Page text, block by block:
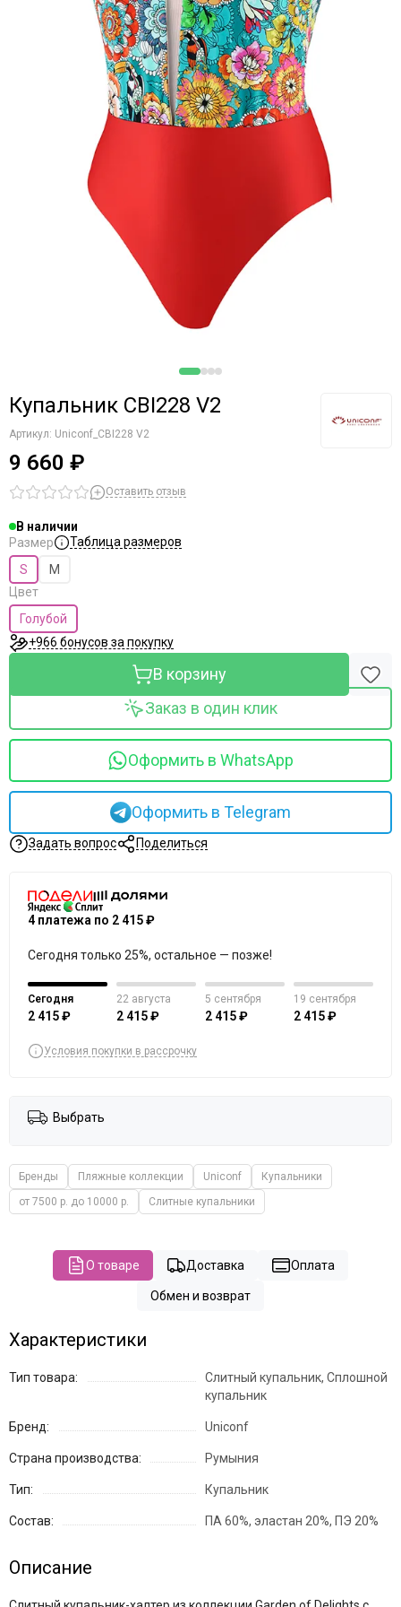
Купальник CBI228 V2
Артикул: Uniconf_CBI228 V2
9 660 ₽
Оставить отзыв
В наличии
Размер
Таблица размеров
S
M
Цвет
Голубой
+966 бонусов за покупку
В корзину
Заказ в один клик
Оформить в WhatsApp
Оформить в Telegram
Задать вопрос Поделиться
4 платежа по 2 415 ₽
Сегодня только 25%, остальное — позже!
Сегодня
2 415 ₽
22 августа
2 415 ₽
5 сентября
2 415 ₽
19 сентября
2 415 ₽
Условия покупки в рассрочку
Выбрать
Бренды Пляжные коллекции Uniconf
Купальники
от 7500 р. до 10000 р.
Слитные купальники
О товаре Доставка Оплата
Обмен и возврат
Характеристики
Тип товара:
Слитный купальник, Сплошной
купальник
Бренд: Uniconf
Страна производства: Румыния
Тип: Купальник
Состав: ПА 60%, эластан 20%, ПЭ 20%
Описание